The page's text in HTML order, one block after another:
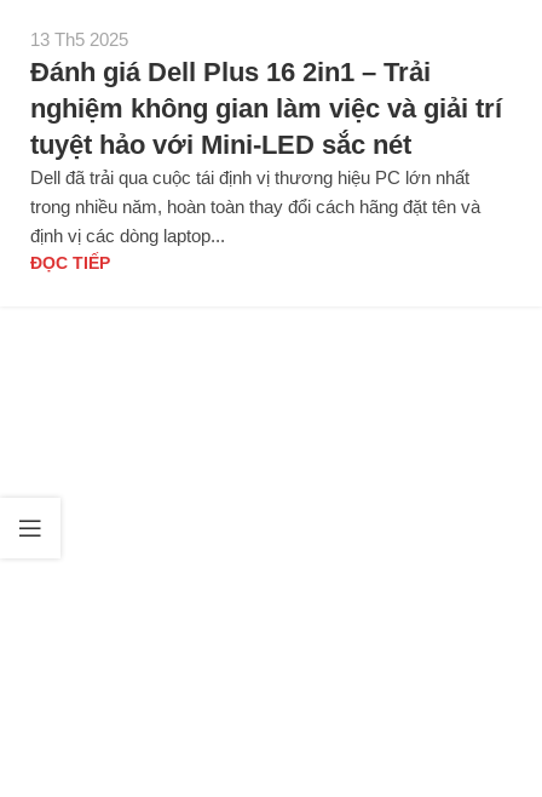
13 Th5 2025
Đánh giá Dell Plus 16 2in1 – Trải
nghiệm không gian làm việc và giải trí
tuyệt hảo với Mini-LED sắc nét
Dell đã trải qua cuộc tái định vị thương hiệu PC lớn nhất
trong nhiều năm, hoàn toàn thay đổi cách hãng đặt tên và
định vị các dòng laptop...
ĐỌC TIẾP